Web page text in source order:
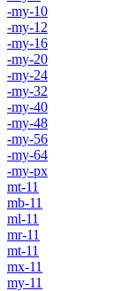
-my-10
-my-12
-my-16
-my-20
-my-24
-my-32
-my-40
-my-48
-my-56
-my-64
-my-px
mt-11
mb-11
ml-11
mr-11
mt-11
mx-11
my-11